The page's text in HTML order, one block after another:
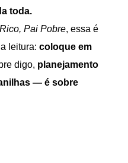
toda.
Pai Pobre, essa é
leitura: coloque em
digo, planejamento
— é sobre